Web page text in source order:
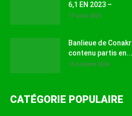
6,1 EN 2023 –
17 août 2023
Banlieue de
contenu partis en...
16 octobre 2024
CATÉGORIE POPULAIRE